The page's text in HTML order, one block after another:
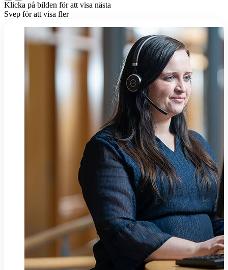
Klicka på bilden för att visa nästa
Svep för att visa fler